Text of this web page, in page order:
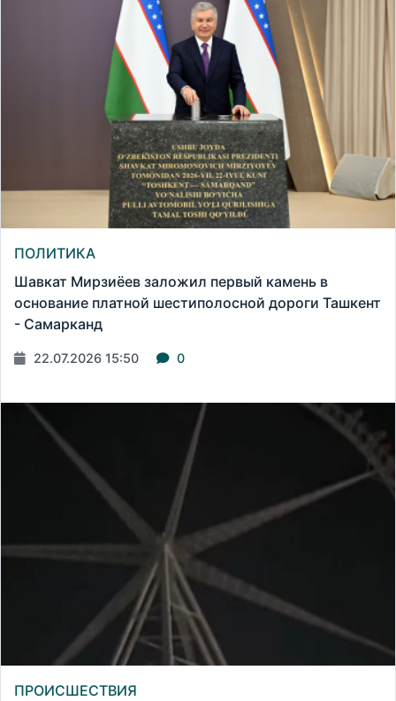
ПОЛИТИКА
Шавкат Мирзиёев заложил первый камень в
основание платной шестиполосной дороги Ташкент
- Самарканд
22.07.2026 15:50 0
ПРОИСШЕСТВИЯ